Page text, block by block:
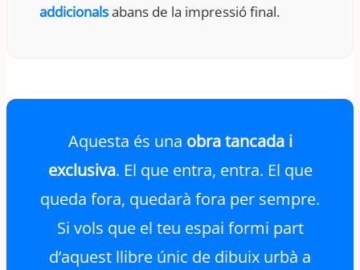
addicionalsabans de la impressió final.
Aquesta és una obra tancada i
exclusiva. El que entra, entra. El que
queda fora, quedarà fora per sempre.
Si vols que el teu espai formi part
d’aquest llibre únic de dibuix urbà a